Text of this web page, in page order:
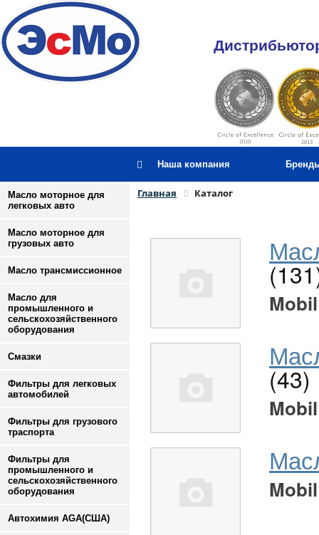
Наша компания
Масло моторное для
легковых авто
Масло моторное для
грузовых авто
Масло трансмиссионное
Масло для
промышленного и
сельскохозяйственного
оборудования
Смазки
Фильтры для легковых
автомобилей
Фильтры для грузового
траспорта
Фильтры для
промышленного и
сельскохозяйственного
оборудования
Автохимия AGA(США)
Главная Каталог
Mobil
(43)
Mobil
Mobil